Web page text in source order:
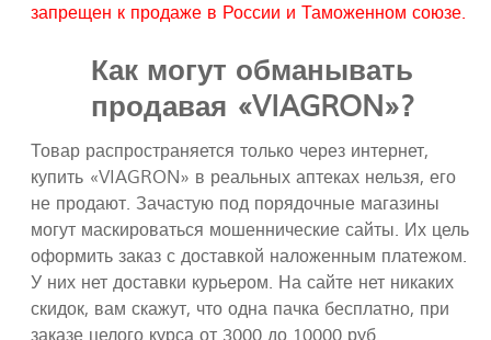
запрещен к продаже в России и Таможенном союзе.
Как могут обманывать
продавая «VIAGRON»?
Товар распространяется только через интернет,
купить «VIAGRON» в реальных аптеках нельзя, его
не продают. Зачастую под порядочные магазины
могут маскироваться мошеннические сайты. Их цель
оформить заказ с доставкой наложенным платежом.
У них нет доставки курьером. На сайте нет никаких
скидок, вам скажут, что одна пачка бесплатно, при